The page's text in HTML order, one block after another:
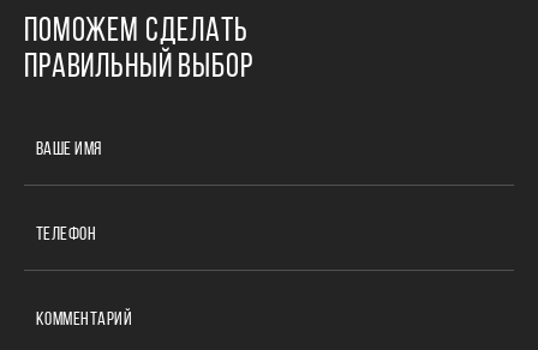
ПОМОЖЕМ СДЕЛАТЬ
ПРАВИЛЬНЫЙ ВЫБОР
ВАШЕ ИМЯ
ТЕЛЕФОН
КОММЕНТАРИЙ